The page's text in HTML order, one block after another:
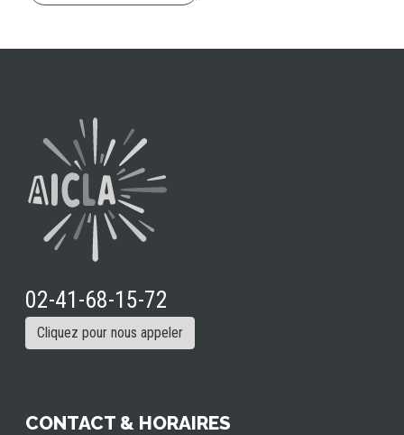
02-41-68-15-72
Cliquez pour nous appeler
CONTACT & HORAIRES